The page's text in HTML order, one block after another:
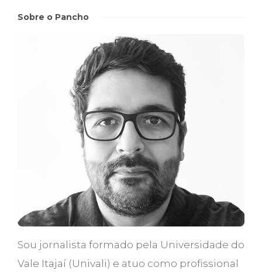
Sobre o Pancho
Sou jornalista formado pela Universidade do
Vale Itajaí (Univali) e atuo como profissional